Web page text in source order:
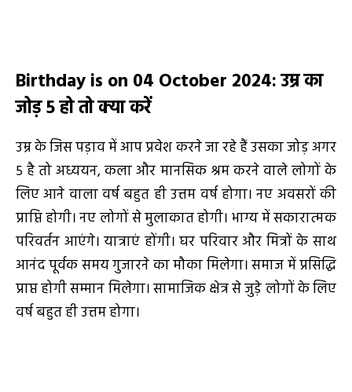
Birthday is on 04 October 2024:उम्र का
जोड़5हो तो क्या करें
उम्र के जिस पड़ाव में आप प्रवेश करने जा रहे हैं उसका जोड़ अगर
5 है तो अध्ययन, कला और मानसिक श्रम करने वाले लोगों के
लिए आने वाला वर्ष बहुत ही उत्तम वर्ष होगा। नए अवसरों की
प्राप्ति होगी। नए लोगों से मुलाकात होगी। भाग्य में सकारात्मक
परिवर्तन आएंगे। यात्राएं होंगी। घर परिवार और मित्रों के साथ
आनंद पूर्वक समय गुजारने का मौका मिलेगा। समाज में प्रसिद्धि
प्राप्त होगी सम्मान मिलेगा। सामाजिक क्षेत्र से जुड़े लोगों के लिए
वर्ष बहुत ही उत्तम होगा।